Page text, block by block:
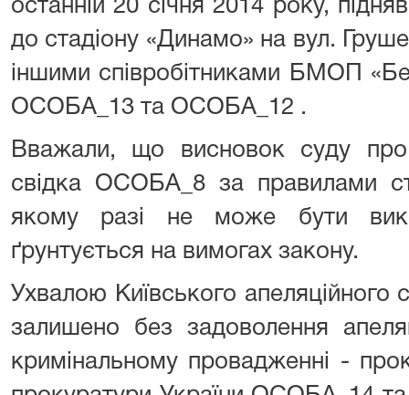
останній 20 січня 2014 року,
до стадіону «Динамо» на вул.
іншими співробітниками БМОП
ОСОБА_13 та ОСОБА_12 .
Вважали, що висновок суду
свідка ОСОБА_8 за правилами
якому разі не може бути
ґрунтується на вимогах закону.
Ухвалою Київського апеляційного
залишено без задоволення
кримінальному провадженні -